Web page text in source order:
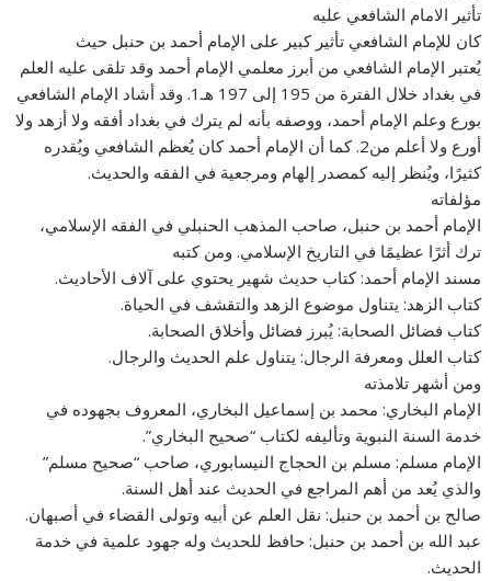
تأثير الامام الشافعي عليه
كان للإمام الشافعي تأثير كبير على الإمام أحمد بن حنبل حيث
يُعتبر الإمام الشافعي من أبرز معلمي الإمام أحمد وقد تلقى عليه العلم
في بغداد خلال الفترة من 195 إلى 197 هـ1. وقد أشاد الإمام الشافعي
بورع وعلم الإمام أحمد، ووصفه بأنه لم يترك في بغداد أفقه ولا أزهد ولا
أورع ولا أعلم من2. كما أن الإمام أحمد كان يُعظم الشافعي ويُقدره
كثيرًا، ويُنظر إليه كمصدر إلهام ومرجعية في الفقه والحديث.
مؤلفاته
الإمام أحمد بن حنبل، صاحب المذهب الحنبلي في الفقه الإسلامي،
ترك أثرًا عظيمًا في التاريخ الإسلامي. ومن كتبه
مسند الإمام أحمد: كتاب حديث شهير يحتوي على آلاف الأحاديث.
كتاب الزهد: يتناول موضوع الزهد والتقشف في الحياة.
كتاب فضائل الصحابة: يُبرز فضائل وأخلاق الصحابة.
كتاب العلل ومعرفة الرجال: يتناول علم الحديث والرجال.
ومن أشهر تلامذته
الإمام البخاري: محمد بن إسماعيل البخاري، المعروف بجهوده في
خدمة السنة النبوية وتأليفه لكتاب “صحيح البخاري”.
الإمام مسلم: مسلم بن الحجاج النيسابوري، صاحب “صحيح مسلم”
والذي يُعد من أهم المراجع في الحديث عند أهل السنة.
صالح بن أحمد بن حنبل: نقل العلم عن أبيه وتولى القضاء في أصبهان.
عبد الله بن أحمد بن حنبل: حافظ للحديث وله جهود علمية في خدمة
الحديث.